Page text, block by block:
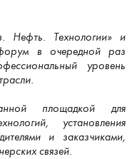
Нефть. Технологии» и
форум в очередной раз
уровень
площадкой для
установления
и заказчиками,
связей.